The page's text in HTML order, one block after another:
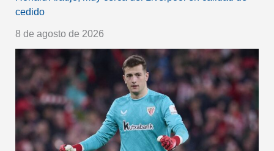
cedido
8 de agosto de 2026